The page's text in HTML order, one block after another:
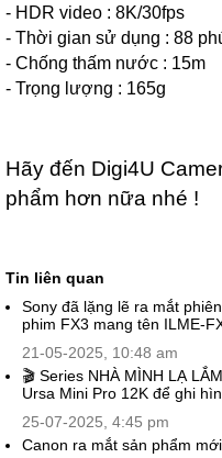
- HDR video : 8K/30fps
- Thời gian sử dụng : 88
- Chống thấm nước : 15m
- Trọng lượng : 165g
Hãy đến Digi4U
phẩm hơn nữa nhé !
Tin liên quan
Sony đã lặng lẽ ra mắt
phim FX3 mang tên ILME-
21-05-2025, 10:48 am
🎬 Series NHÀ MÌNH LẠ
Ursa Mini Pro 12K để ghi
25-07-2025, 4:45 pm
Canon ra mắt sản phẩm